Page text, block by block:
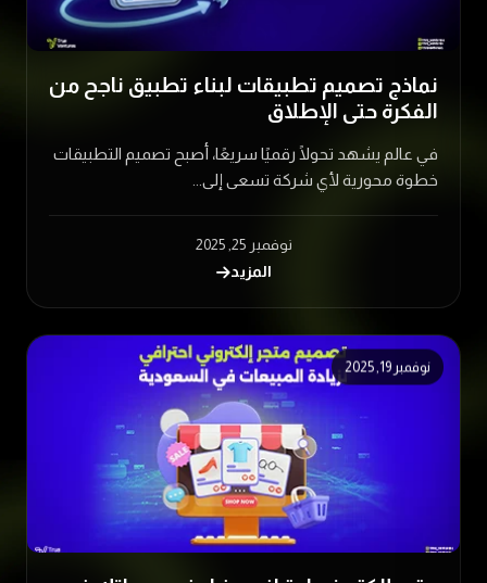
نماذج تصميم تطبيقات لبناء تطبيق ناجح من
الفكرة حتى الإطلاق
في عالم يشهد تحولًا رقميًا سريعًا، أصبح تصميم التطبيقات
خطوة محورية لأي شركة تسعى إلى...
نوفمبر 25, 2025
المزيد
نوفمبر 19, 2025